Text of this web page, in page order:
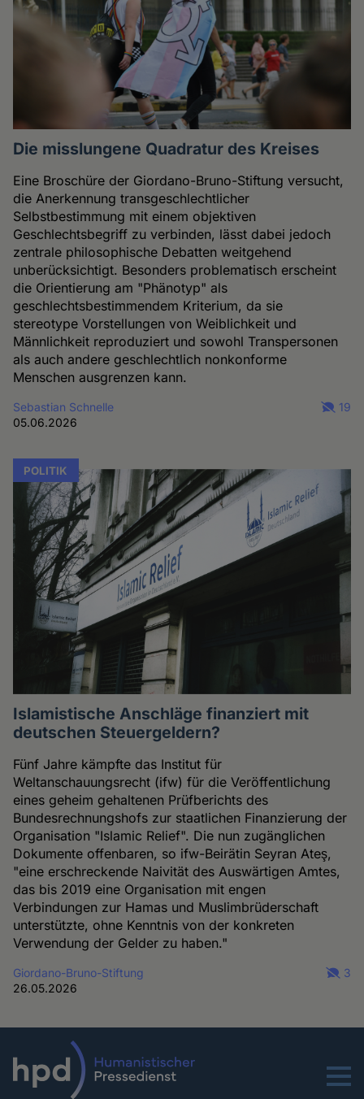
Die misslungene Quadratur des Kreises
Eine Broschüre der Giordano-Bruno-Stiftung versucht,
die Anerkennung transgeschlechtlicher
Selbstbestimmung mit einem objektiven
Geschlechtsbegriff zu verbinden, lässt dabei jedoch
zentrale philosophische Debatten weitgehend
unberücksichtigt. Besonders problematisch erscheint
die Orientierung am "Phänotyp" als
geschlechtsbestimmendem Kriterium, da sie
stereotype Vorstellungen von Weiblichkeit und
Männlichkeit reproduziert und sowohl Transpersonen
als auch andere geschlechtlich nonkonforme
Menschen ausgrenzen kann.
Sebastian Schnelle
05.06.2026
19
POLITIK
Islamistische Anschläge finanziert mit
deutschen Steuergeldern?
Fünf Jahre kämpfte das Institut für
Weltanschauungsrecht (ifw) für die Veröffentlichung
eines geheim gehaltenen Prüfberichts des
Bundesrechnungshofs zur staatlichen Finanzierung der
Organisation "Islamic Relief". Die nun zugänglichen
Dokumente offenbaren, so ifw-Beirätin Seyran Ateş,
"eine erschreckende Naivität des Auswärtigen Amtes,
das bis 2019 eine Organisation mit engen
Verbindungen zur Hamas und Muslimbrüderschaft
unterstützte, ohne Kenntnis von der konkreten
Verwendung der Gelder zu haben."
Giordano-Bruno-Stiftung
26.05.2026
3
Menu